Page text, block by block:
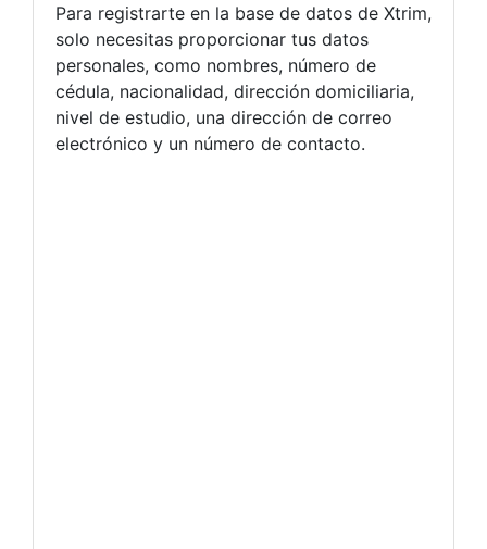
Para registrarte en la base de datos de Xtrim,
solo necesitas proporcionar tus datos
personales, como nombres, número de
cédula, nacionalidad, dirección domiciliaria,
nivel de estudio, una dirección de correo
electrónico y un número de contacto.